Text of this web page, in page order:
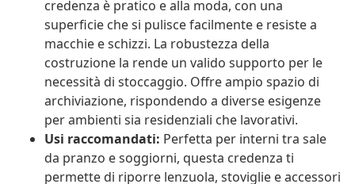
credenza è pratico e alla moda, con una
superficie che si pulisce facilmente e resiste a
macchie e schizzi. La robustezza della
costruzione la rende un valido supporto per le
necessità di stoccaggio. Offre ampio spazio di
archiviazione, rispondendo a diverse esigenze
per ambienti sia residenziali che lavorativi.
Usi raccomandati: Perfetta per interni tra sale
da pranzo e soggiorni, questa credenza ti
permette di riporre lenzuola, stoviglie e accessori